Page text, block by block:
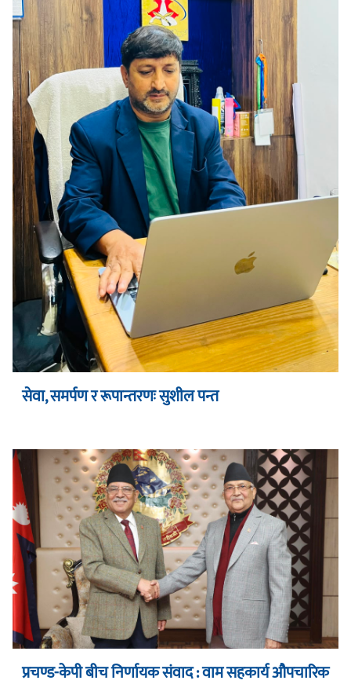
सेवा, समर्पण र रूपान्तरणः सुशील पन्त
प्रचण्ड-केपी बीच निर्णायक संवाद : वाम सहकार्य औपचारिक